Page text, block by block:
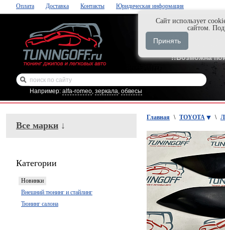
Оплата Доставка Контакты Юридическая информация
Нажми и
+7-929-495-
!!Возможна
Например: alfa-romeo, зеркала, обвесы
Все марки ↓
Категории
Новинки
Внешний тюнинг и стайлинг
Тюнинг салона
Главная \ TOYOTA \
Cайт использует
сайтом.
Принять